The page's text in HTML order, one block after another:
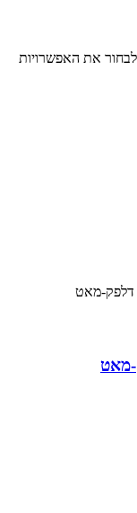
לבחור את האפשרויות
דלפק-מאט
מאט